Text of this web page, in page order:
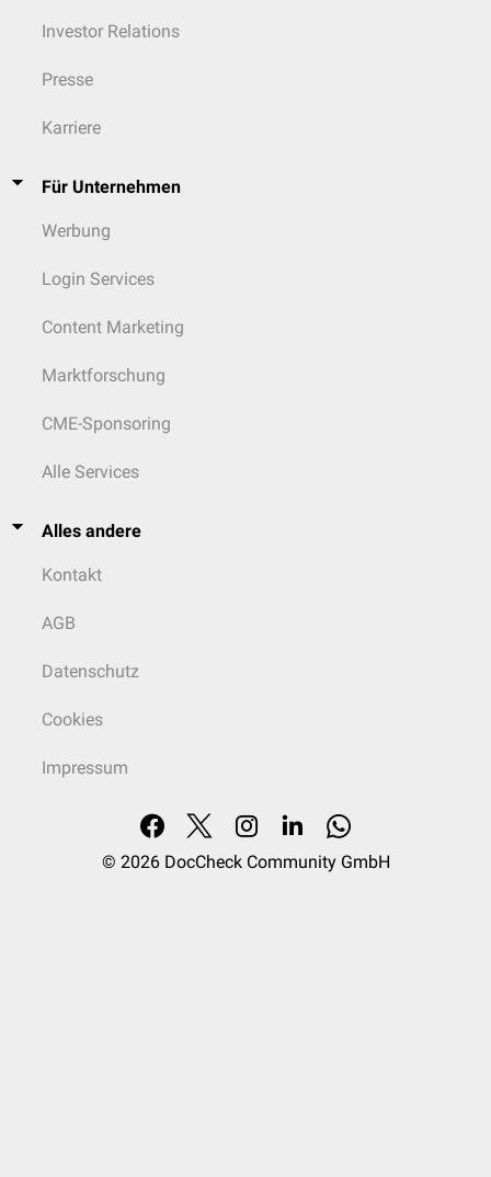
Investor Relations
Presse
Karriere
Für Unternehmen
Werbung
Login Services
Content Marketing
Marktforschung
CME-Sponsoring
Alle Services
Alles andere
Kontakt
AGB
Datenschutz
Cookies
Impressum
© 2026 DocCheck Community GmbH